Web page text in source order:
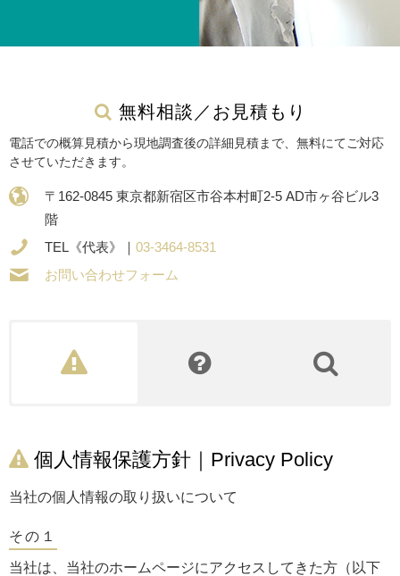
無料相談／お見積もり
電話での概算見積から現地調査後の詳細見積まで、無料にてご対応
させていただきます。
〒162-0845 東京都新宿区市谷本村町2-5 AD市ヶ谷ビル3
階
TEL《代表》｜ 03-3464-8531
お問い合わせフォーム
個人情報保護方針｜Privacy Policy
当社の個人情報の取り扱いについて
その１
当社は、当社のホームページにアクセスしてきた方（以下